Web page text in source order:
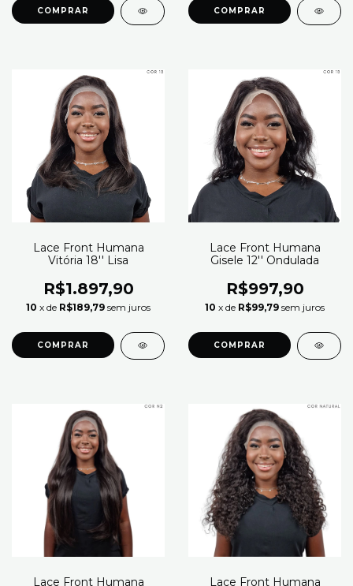
Lace Front Humana
Vitória 18'' Lisa
R$1.897,90
10 x de R$189,79 sem juros
COMPRAR
Lace Front Humana
Gisele 12'' Ondulada
R$997,90
10 x de R$99,79 sem juros
COMPRAR
Lace Front Humana Lace Front Humana